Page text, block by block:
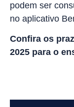
podem ser
no aplicativo
Confira os
2025 para o